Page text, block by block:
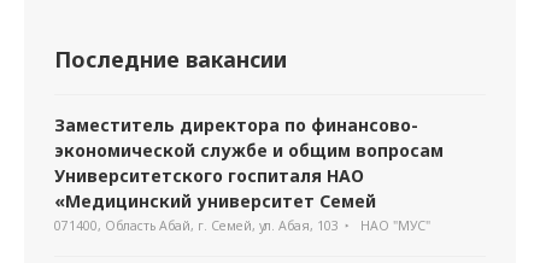
Последние вакансии
Заместитель директора по финансово-
экономической службе и общим вопросам
Университетского госпиталя НАО
«Медицинский университет Семей
071400, Область Абай, г. Семей, ул. Абая, 103 НАО "МУС"